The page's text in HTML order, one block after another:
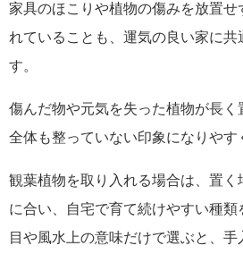
家具のほこりや植物の傷みを放置せ
れていることも、運気の良い家に
す。
傷んだ物や元気を失った植物が長く
全体も整っていない印象になりやす
観葉植物を取り入れる場合は、置
に合い、自宅で育て続けやすい種類
目や風水上の意味だけで選ぶと、手